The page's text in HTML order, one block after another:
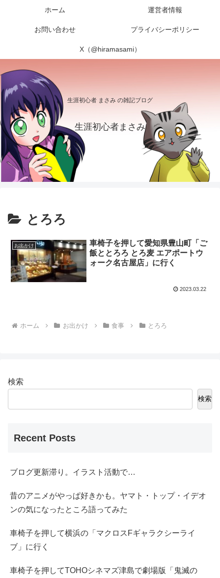
生涯初心者 まさみ の雑記ブログ
生涯初心者まさみ
ホーム 運営者情報
お問い合わせ プライバシーポリシー
X（@hiramasami）
とろろ
お出かけ
車椅子を押して愛知県豊山町「ご
飯ととろろ とろ麦 エアポートウ
ォーク名古屋店」に行く
2023.03.22
ホーム お出かけ 食事 とろろ
検索
検索
Recent Posts
ブログ更新滞り。イラスト活動で…
昔のアニメがやっぱ好きかも。ヤマト・トップ・イデオ
ンの気になったところ語ってみた
車椅子を押して横浜の「マクロスFギャラクシーライ
ブ」に行く
車椅子を押してTOHOシネマズ津島で劇場版「鬼滅の